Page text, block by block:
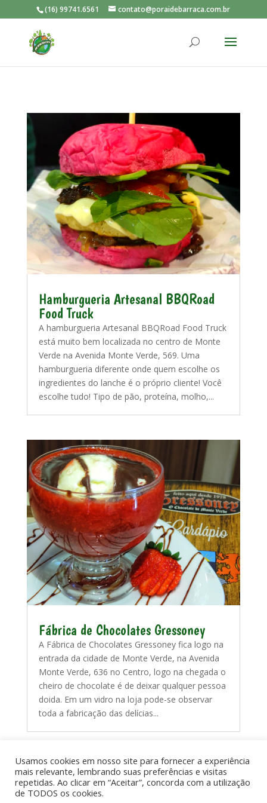
(16) 99741.6561 contato@poraidebarraca.com.br
Hamburgueria Artesanal BBQRoad
Food Truck
A hamburgueria Artesanal BBQRoad Food Truck
está muito bem localizada no centro de Monte
Verde na Avenida Monte Verde, 569. Uma
hamburgueria diferente onde quem escolhe os
ingredientes do lanche é o próprio cliente! Você
escolhe tudo! Tipo de pão, proteína, molho,...
Fábrica de Chocolates Gressoney
A Fábrica de Chocolates Gressoney fica logo na
entrada da cidade de Monte Verde, na Avenida
Monte Verde, 636 no Centro, logo na chegada o
cheiro de chocolate é de deixar qualquer pessoa
doida. Em um vidro na loja pode-se observar
toda a fabricação das delícias...
Usamos cookies em nosso site para fornecer a experiência
mais relevante, lembrando suas preferências e visitas
repetidas. Ao clicar em “Aceitar”, concorda com a utilização
de TODOS os cookies.